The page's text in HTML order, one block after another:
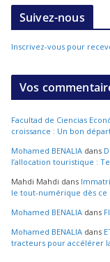
Suivez-nous
Inscrivez-vous pour
Vos
Facultad de Ciencias
croissance : Un bon
Mohamed BENALIA dans
l’allocation touristique :
Mahdi Mahdi dans
le tout-numérique dès ce
Mohamed BENALIA dans
Mohamed BENALIA dans
tracteurs pour accélérer